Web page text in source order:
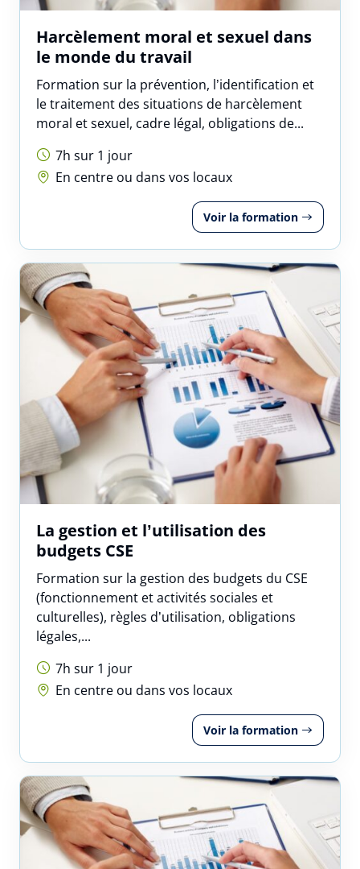
Harcèlement moral et sexuel dans
le monde du travail
Formation sur la prévention, l’identification et
le traitement des situations de harcèlement
moral et sexuel, cadre légal, obligations de...
7h sur 1 jour
En centre ou dans vos locaux
Voir la formation
La gestion et l’utilisation des
budgets CSE
Formation sur la gestion des budgets du CSE
(fonctionnement et activités sociales et
culturelles), règles d’utilisation, obligations
légales,...
7h sur 1 jour
En centre ou dans vos locaux
Voir la formation
Vous êtes
Prénom
Nom
Numéro de téléphone
Votre message
Réserver
et, avec votre accord, vous adresser ses offres. Pour en savoir
plus, consultez notre politique de confidentialité.